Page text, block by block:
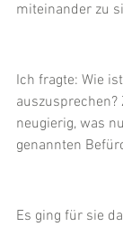
miteinander zu
Ich fragte: Wie
neugierig, was
genannten
Es ging für sie